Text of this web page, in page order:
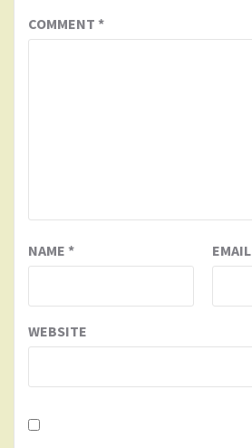
COMMENT *
NAME * EMAIL
WEBSITE